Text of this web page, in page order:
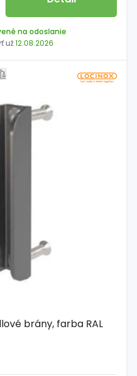
na odoslanie
už12.08.2026
brány, farba RAL